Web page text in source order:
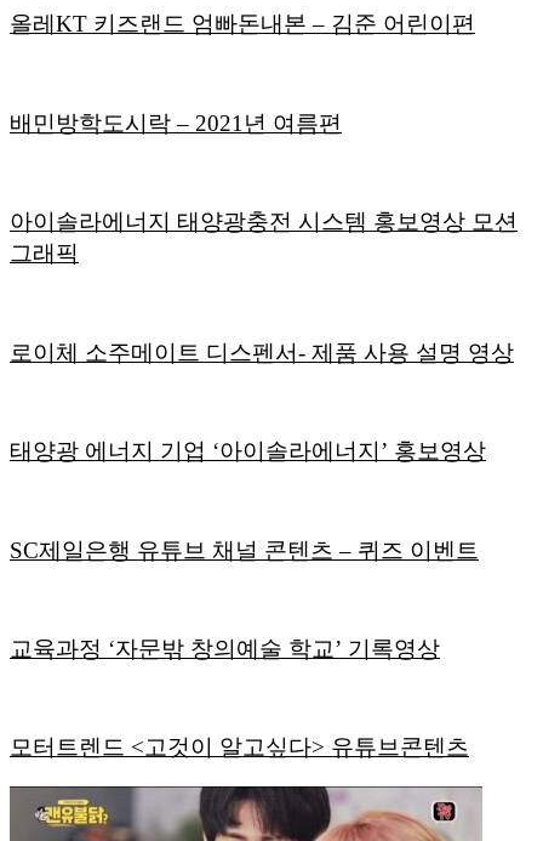
올레KT 키즈랜드 엄빠돈내본 – 김준 어린이편
배민방학도시락 – 2021년 여름편
아이솔라에너지 태양광충전 시스템 홍보영상 모션
그래픽
로이체 소주메이트 디스펜서- 제품 사용 설명 영상
태양광 에너지 기업 ‘아이솔라에너지’ 홍보영상
SC제일은행 유튜브 채널 콘텐츠 – 퀴즈 이벤트
교육과정 ‘자문밖 창의예술 학교’ 기록영상
모터트렌드 <고것이 알고싶다> 유튜브콘텐츠